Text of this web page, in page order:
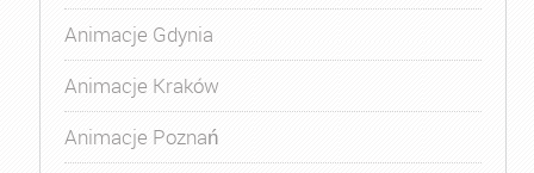
Animacje Gdynia
Animacje Kraków
Animacje Poznań